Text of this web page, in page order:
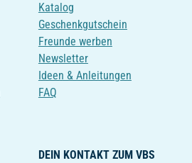
Katalog
Geschenkgutschein
Freunde werben
Newsletter
Ideen & Anleitungen
FAQ
DEIN KONTAKT ZUM VBS